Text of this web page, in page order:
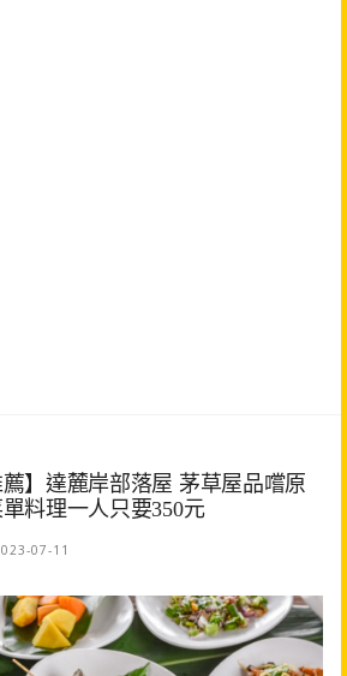
薦】達麓岸部落屋 茅草屋品嚐原
料理一人只要350元
07-11